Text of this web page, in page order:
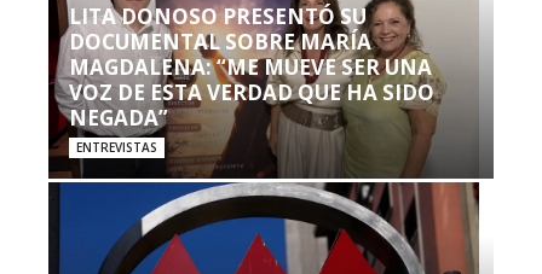
LITA DONOSO PRESENTÓ SU
DOCUMENTAL SOBRE MARÍA
MAGDALENA: “ME MUEVE SER UNA
VOZ DE ESTA VERDAD QUE HA SIDO
NEGADA”
ENTREVISTAS